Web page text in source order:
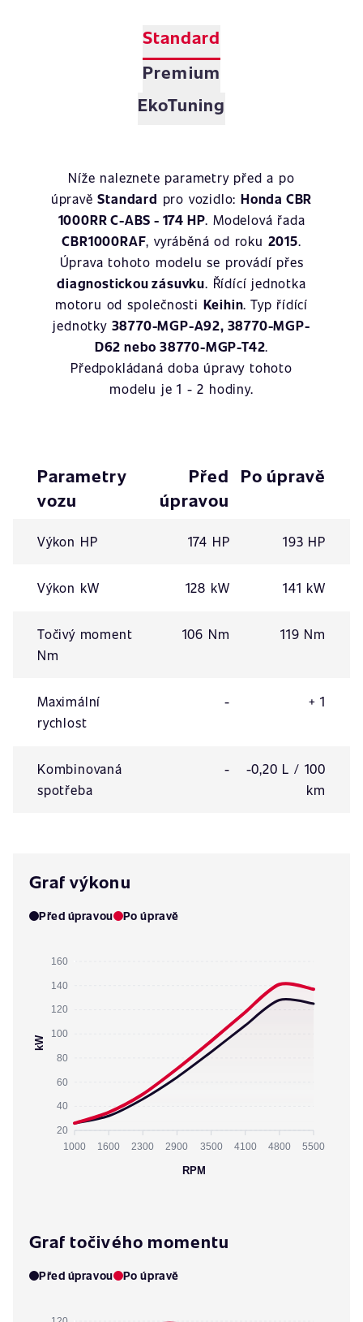
Standard
Premium
EkoTuning
Níže naleznete parametry před a po
úpravěStandard pro vozidlo: Honda CBR
1000RR C-ABS - 174 HP. Modelová řada
CBR1000RAF, vyráběná od roku 2015.
Úprava tohoto modelu se provádí přes
diagnostickou zásuvku. Řídící jednotka
motoru od společnosti Keihin. Typ řídící
jednotky 38770-MGP-A92, 38770-MGP-
D62 nebo 38770-MGP-T42.
Předpokládaná doba úpravy tohoto
modelu je 1 - 2 hodiny.
Parametry
vozu
Před
úpravou
Po úpravě
Výkon HP 174 HP 193 HP
Výkon kW 128 kW 141 kW
Točivý moment
Nm
106 Nm 119 Nm
Maximální
rychlost
- + 1
Kombinovaná
spotřeba
-
-0,20 L / 100
km
Graf výkonu
Před úpravou Po úpravě
160
140
120
100
80
60
40
20
kW
1000 1600 2300 2900 3500 4100 4800 5500
RPM
Graf točivého momentu
Před úpravou Po úpravě